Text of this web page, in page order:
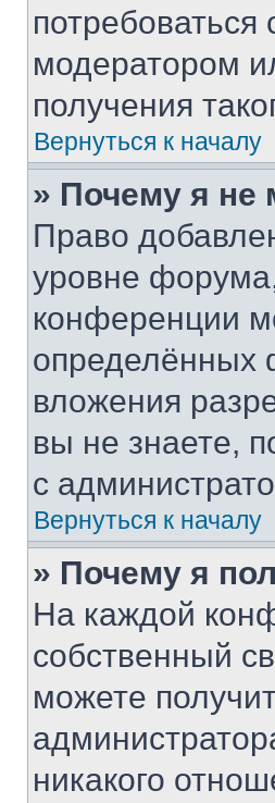
модератором
получения
Вернуться к началу
» Почему я не
Право
уровне
конференции
определённых
вложения
вы не знаете,
с
Вернуться к началу
» Почему я
На каждой
собственный
можете
никакого